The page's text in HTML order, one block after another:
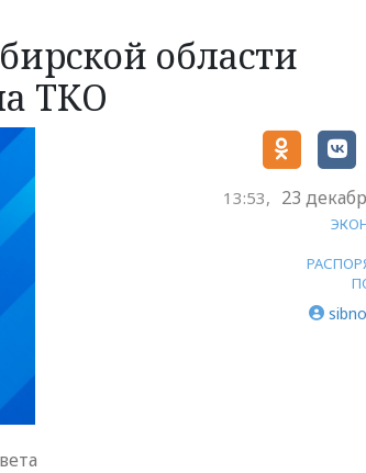
области
ТКО
13:53, 23